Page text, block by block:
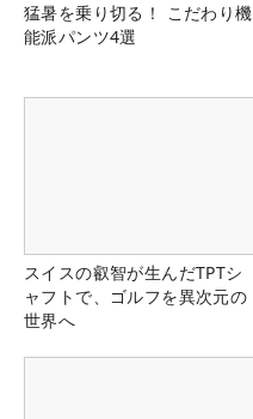
猛暑を乗り切る！ こだわり機
能派パンツ4選
スイスの叡智が生んだTPTシ
ャフトで、ゴルフを異次元の
世界へ